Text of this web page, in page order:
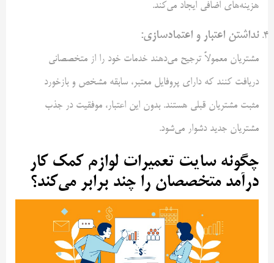
هزینه‌های اضافی ایجاد می‌کند.
نداشتن اعتبار و اعتمادسازی:
مشتریان معمولاً ترجیح می‌دهند خدمات خود را از متخصصانی
دریافت کنند که دارای پروفایل معتبر، سابقه مشخص و بازخورد
مثبت مشتریان قبلی هستند. بدون این اعتبار، موفقیت در جذب
مشتریان جدید دشوار می‌شود.
چگونه سایت تعمیرات لوازم کمک‌ کار
درآمد متخصصان را چند برابر می‌کند؟